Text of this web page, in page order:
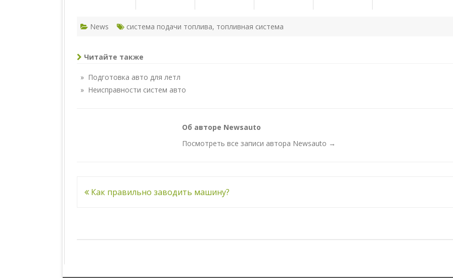
News система подачи топлива, топливная система
Читайте также
» Подготовка авто для летл
» Неисправности систем авто
Об авторе Newsauto
Посмотреть все записи автора Newsauto →
Навигация
Как правильно заводить машину?